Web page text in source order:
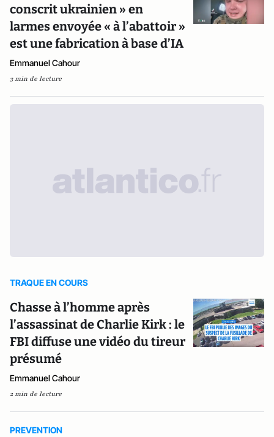
conscrit ukrainien » en
larmes envoyée « à l’abattoir »
est une fabrication à base d’IA
Emmanuel Cahour
3 min de lecture
TRAQUE EN COURS
Chasse à l’homme après
l’assassinat de Charlie Kirk : le
FBI diffuse une vidéo du tireur
présumé
Emmanuel Cahour
2 min de lecture
PREVENTION